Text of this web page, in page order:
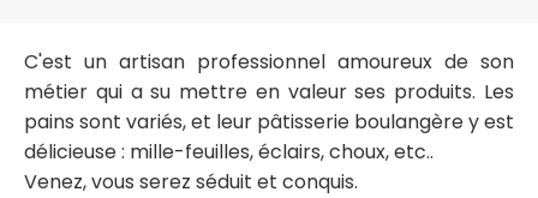
C'est un artisan professionnel amoureux de son
métier qui a su mettre en valeur ses produits. Les
pains sont variés, et leur pâtisserie boulangère y est
délicieuse : mille-feuilles, éclairs, choux, etc..
Venez, vous serez séduit et conquis.